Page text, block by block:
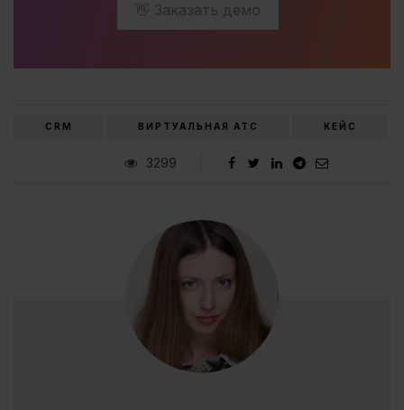
👋 Заказать демо
CRM ВИРТУАЛЬНАЯ АТС КЕЙС
3299